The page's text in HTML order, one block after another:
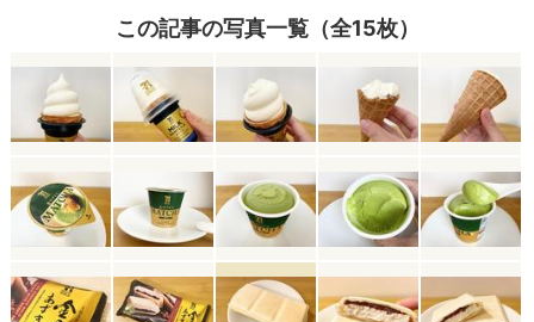
この記事の写真一覧（全15枚）